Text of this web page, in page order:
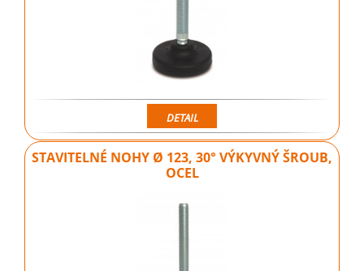
DETAIL
STAVITELNÉ NOHY Ø 123, 30° VÝKYVNÝ ŠROUB,
OCEL